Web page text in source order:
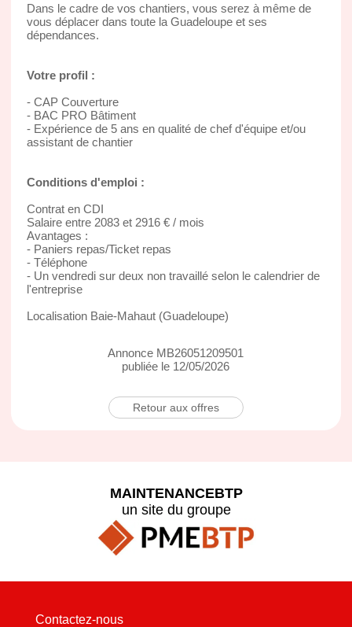
Dans le cadre de vos chantiers, vous serez à même de
vous déplacer dans toute la Guadeloupe et ses
dépendances.
Votre profil :
- CAP Couverture
- BAC PRO Bâtiment
- Expérience de 5 ans en qualité de chef d'équipe et/ou
assistant de chantier
Conditions d'emploi :
Contrat en CDI
Salaire entre 2083 et 2916 € / mois
Avantages :
- Paniers repas/Ticket repas
- Téléphone
- Un vendredi sur deux non travaillé selon le calendrier de
l'entreprise
Localisation Baie-Mahaut (Guadeloupe)
Annonce MB26051209501
publiée le 12/05/2026
Retour aux offres
MAINTENANCEBTP
un site du groupe
Contactez-nous